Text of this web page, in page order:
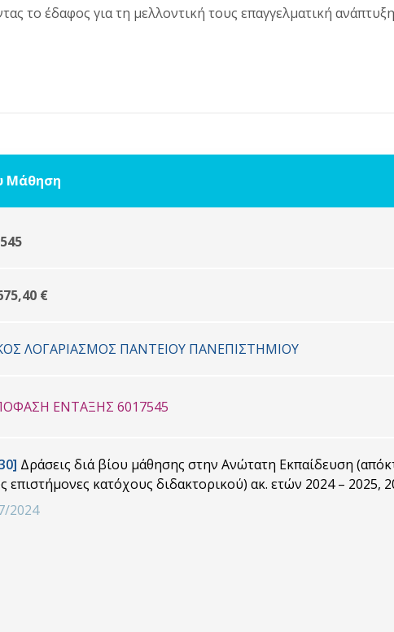
το έδαφος για τη μελλοντική τους επαγγελματική
Μάθηση
€
ΛΟΓΑΡΙΑΣΜΟΣ ΠΑΝΤΕΙΟΥ ΠΑΝΕΠΙΣΤΗΜΙΟΥ
ΕΝΤΑΞΗΣ 6017545
Δράσεις διά βίου μάθησης στην Ανώτατη Εκπαίδευση
επιστήμονες κατόχους διδακτορικού) ακ. ετών 2024 – 2025,
2024